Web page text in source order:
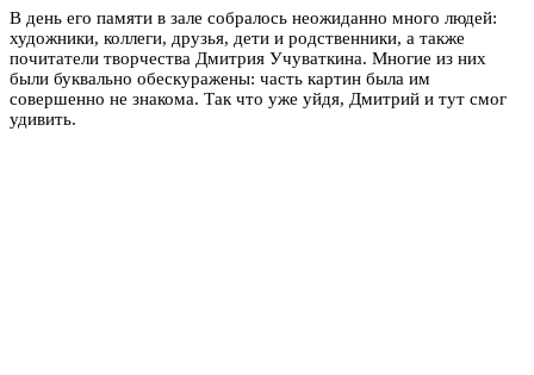
В день его памяти в зале собралось неожиданно много людей:
художники, коллеги, друзья, дети и родственники, а также
почитатели творчества Дмитрия Учуваткина. Многие из них
были буквально обескуражены: часть картин была им
совершенно не знакома. Так что уже уйдя, Дмитрий и тут смог
удивить.